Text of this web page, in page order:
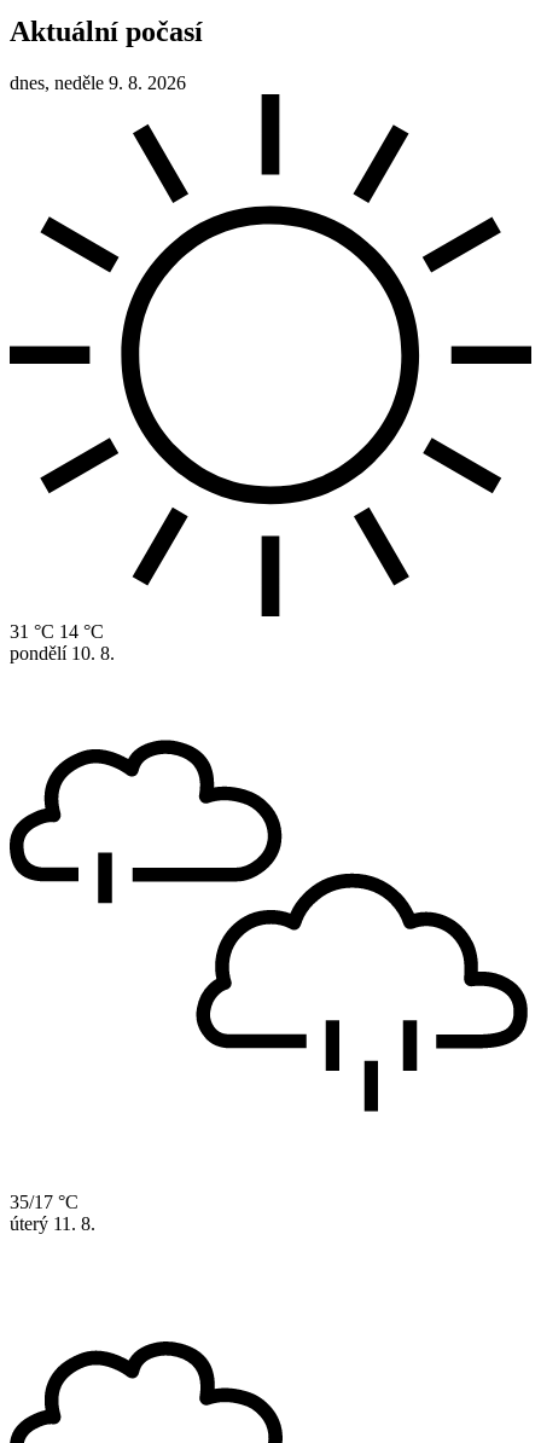
Aktuální počasí
dnes, neděle 9. 8. 2026
31 °C 14 °C
pondělí 10. 8.
35/17 °C
úterý 11. 8.